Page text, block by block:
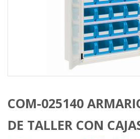
COM-025140
DE TALLER CON